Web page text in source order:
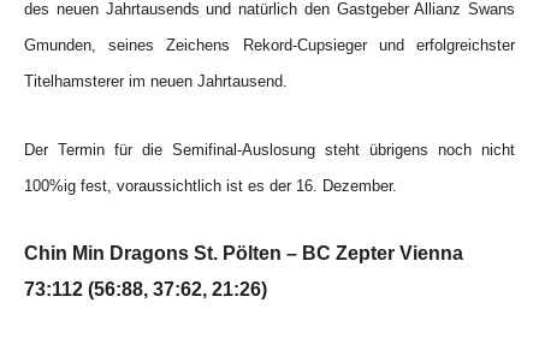
des neuen Jahrtausends und natürlich den Gastgeber Allianz Swans
Gmunden, seines Zeichens Rekord-Cupsieger und erfolgreichster
Titelhamsterer im neuen Jahrtausend.
Der Termin für die Semifinal-Auslosung steht übrigens noch nicht
100%ig fest, voraussichtlich ist es der 16. Dezember.
Chin Min Dragons St. Pölten – BC Zepter Vienna
73:112 (56:88, 37:62, 21:26)